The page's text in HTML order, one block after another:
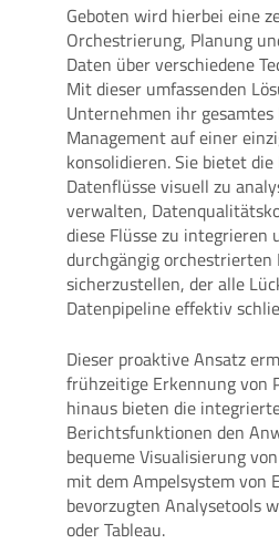
Geboten wird hierbei eine
Orchestrierung, Planung
Daten über verschiedene
Mit dieser umfassenden
Unternehmen ihr
Management auf einer
konsolidieren. Sie bietet
Datenflüsse visuell zu
verwalten,
diese Flüsse zu integrieren
durchgängig orchestrierten
sicherzustellen, der alle
Datenpipeline effektiv
Dieser proaktive Ansatz
frühzeitige Erkennung von
hinaus bieten die
Berichtsfunktionen den
bequeme Visualisierung
mit dem Ampelsystem von
bevorzugten Analysetools
oder Tableau.